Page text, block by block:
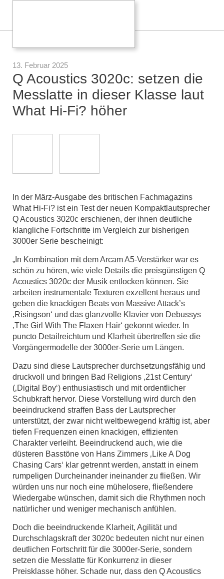
13. Februar 2025
Q Acoustics 3020c: setzen die
Messlatte in dieser Klasse laut
What Hi-Fi? höher
In der März-Ausgabe des britischen Fachmagazins
What Hi-Fi? ist ein Test der neuen Kompaktlautsprecher
Q Acoustics 3020c erschienen, der ihnen deutliche
klangliche Fortschritte im Vergleich zur bisherigen
3000er Serie bescheinigt:
„In Kombination mit dem Arcam A5-Verstärker war es
schön zu hören, wie viele Details die preisgünstigen Q
Acoustics 3020c der Musik entlocken können. Sie
arbeiten instrumentale Texturen exzellent heraus und
geben die knackigen Beats von Massive Attack’s
‚Risingson‘ und das glanzvolle Klavier von Debussys
‚The Girl With The Flaxen Hair‘ gekonnt wieder. In
puncto Detailreichtum und Klarheit übertreffen sie die
Vorgängermodelle der 3000er-Serie um Längen.
Dazu sind diese Lautsprecher durchsetzungsfähig und
druckvoll und bringen Bad Religions ‚21st Century‘
(‚Digital Boy‘) enthusiastisch und mit ordentlicher
Schubkraft hervor. Diese Vorstellung wird durch den
beeindruckend straffen Bass der Lautsprecher
unterstützt, der zwar nicht weltbewegend kräftig ist, aber
tiefen Frequenzen einen knackigen, effizienten
Charakter verleiht. Beeindruckend auch, wie die
düsteren Basstöne von Hans Zimmers ‚Like A Dog
Chasing Cars‘ klar getrennt werden, anstatt in einem
rumpeligen Durcheinander ineinander zu fließen. Wir
würden uns nur noch eine mühelosere, fließendere
Wiedergabe wünschen, damit sich die Rhythmen noch
natürlicher und weniger mechanisch anfühlen.
Doch die beeindruckende Klarheit, Agilität und
Durchschlagskraft der 3020c bedeuten nicht nur einen
deutlichen Fortschritt für die 3000er-Serie, sondern
setzen die Messlatte für Konkurrenz in dieser
Preisklasse höher. Schade nur, dass den Q Acoustics